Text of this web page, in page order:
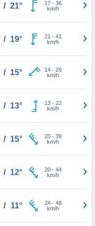
/ 21° 17- 36
km/h
/ 19° 21 - 41
km/h
/ 15° 14- 29
km/h
/ 13° 13- 22
km/h
/ 15° 20- 39
km/h
/ 12° 20- 44
km/h
/ 11° 24- 48
km/h